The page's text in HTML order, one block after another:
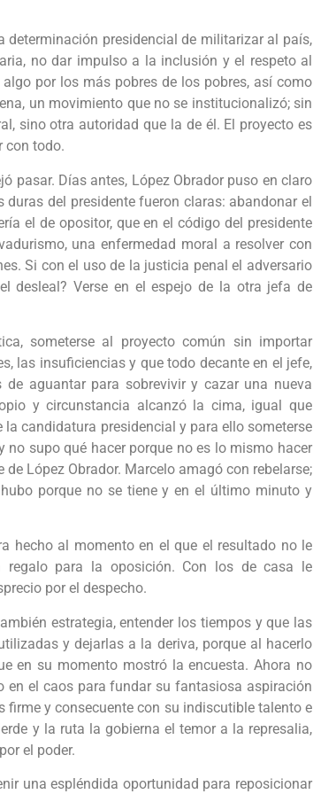
determinación presidencial de militarizar al país,
no dar impulso a la inclusión y el respeto al
por los más pobres de los pobres, así como
un movimiento que no se institucionalizó; sin
sino otra autoridad que la de él. El proyecto es
con todo.
pasar. Días antes, López Obrador puso en claro
del presidente fueron claras: abandonar el
el de opositor, que en el código del presidente
una enfermedad moral a resolver con
Si con el uso de la justicia penal el adversario
desleal? Verse en el espejo de la otra jefa de
someterse al proyecto común sin importar
las insuficiencias y que todo decante en el jefe,
aguantar para sobrevivir y cazar una nueva
y circunstancia alcanzó la cima, igual que
candidatura presidencial y para ello someterse
supo qué hacer porque no es lo mismo hacer
López Obrador. Marcelo amagó con rebelarse;
porque no se tiene y en el último minuto y
hecho al momento en el que el resultado no le
para la oposición. Con los de casa le
por el despecho.
estrategia, entender los tiempos y que las
y dejarlas a la deriva, porque al hacerlo
en su momento mostró la encuesta. Ahora no
en el caos para fundar su fantasiosa aspiración
firme y consecuente con su indiscutible talento e
y la ruta la gobierna el temor a la represalia,
el poder.
una espléndida oportunidad para reposicionar